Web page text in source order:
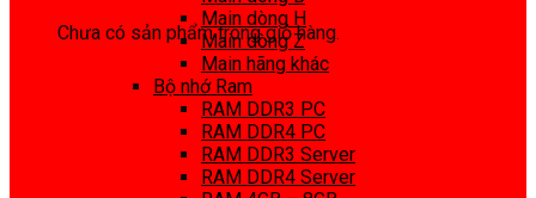
Chưa có sản phẩm trong giỏ hàng.
Main dòng H
Main dòng Z
Main hãng khác
Bộ nhớ Ram
RAM DDR3 PC
RAM DDR4 PC
RAM DDR3 Server
RAM DDR4 Server